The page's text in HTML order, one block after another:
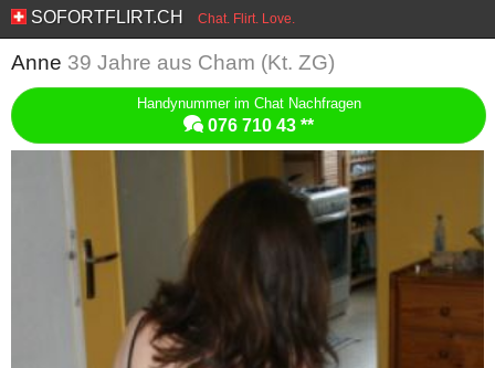
SOFORTFLIRT.CH Chat. Flirt. Love.
Anne 39 Jahre aus Cham (Kt. ZG)
Handynummer im Chat Nachfragen
076 710 43 **